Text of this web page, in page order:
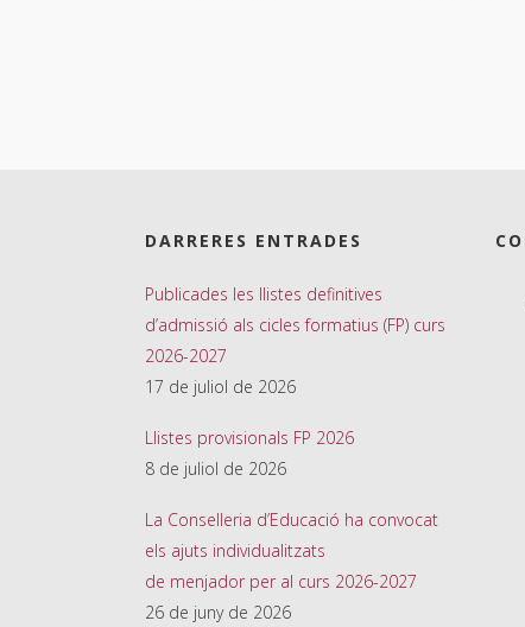
DARRERES ENTRADES
Publicades les llistes definitives
d’admissió als cicles formatius (FP) curs
2026-2027
17 de juliol de 2026
Llistes provisionals FP 2026
8 de juliol de 2026
La Conselleria d’Educació ha convocat
els ajuts individualitzats
de menjador per al curs 2026-2027
26 de juny de 2026